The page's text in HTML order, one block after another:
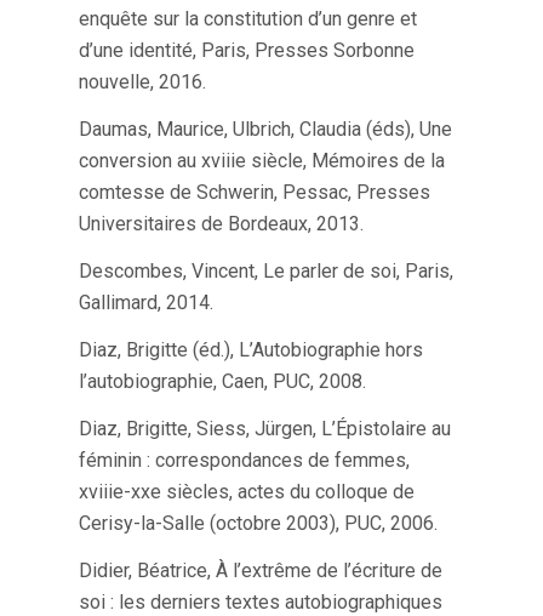
enquête sur la constitution d’un genre et
d’une identité, Paris, Presses Sorbonne
nouvelle, 2016.
Daumas, Maurice, Ulbrich, Claudia (éds), Une
conversion au xviiie siècle, Mémoires de la
comtesse de Schwerin, Pessac, Presses
Universitaires de Bordeaux, 2013.
Descombes, Vincent, Le parler de soi, Paris,
Gallimard, 2014.
Diaz, Brigitte (éd.), L’Autobiographie hors
l’autobiographie, Caen, PUC, 2008.
Diaz, Brigitte, Siess, Jürgen, L’Épistolaire au
féminin : correspondances de femmes,
xviiie-xxe siècles, actes du colloque de
Cerisy-la-Salle (octobre 2003), PUC, 2006.
Didier, Béatrice, À l’extrême de l’écriture de
soi : les derniers textes autobiographiques